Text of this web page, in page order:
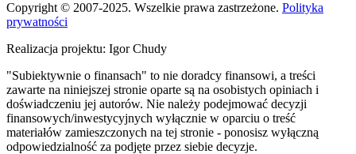
Copyright © 2007-2025. Wszelkie prawa zastrzeżone. Polityka
prywatności
Realizacja projektu: Igor Chudy
"Subiektywnie o finansach" to nie doradcy finansowi, a treści
zawarte na niniejszej stronie oparte są na osobistych opiniach i
doświadczeniu jej autorów. Nie należy podejmować decyzji
finansowych/inwestycyjnych wyłącznie w oparciu o treść
materiałów zamieszczonych na tej stronie - ponosisz wyłączną
odpowiedzialność za podjęte przez siebie decyzje.